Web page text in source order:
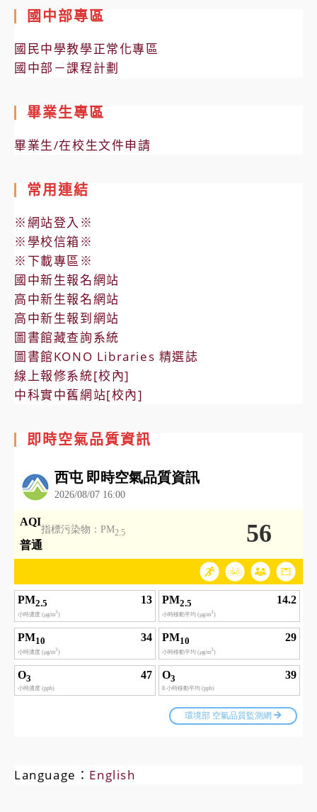
國中部專區
國民中學教學正常化專區
國中部－課程計劃
畢業生專區
畢業生/在校生文件申請
常用連結
※網站登入※
※學校信箱※
※下載專區※
國中新生報名網站
高中新生報名網站
高中新生報到網站
圖書館藏查詢系統
圖書館KONO Libraries 精選誌
線上報修系統[校內]
中科實中舊網站[校內]
即時空氣品質資訊
Language： English